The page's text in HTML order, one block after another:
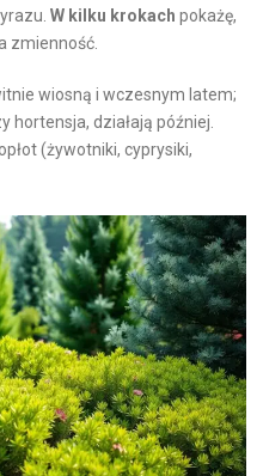
W kilku krokach pokażę,
zmienność.
wiosną i wczesnym latem;
hortensja, działają później.
(żywotniki, cyprysiki,